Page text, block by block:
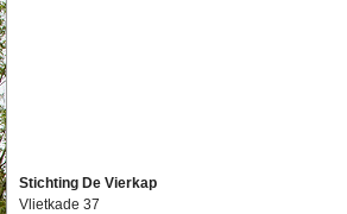
Stichting De Vierkap
Vlietkade 37